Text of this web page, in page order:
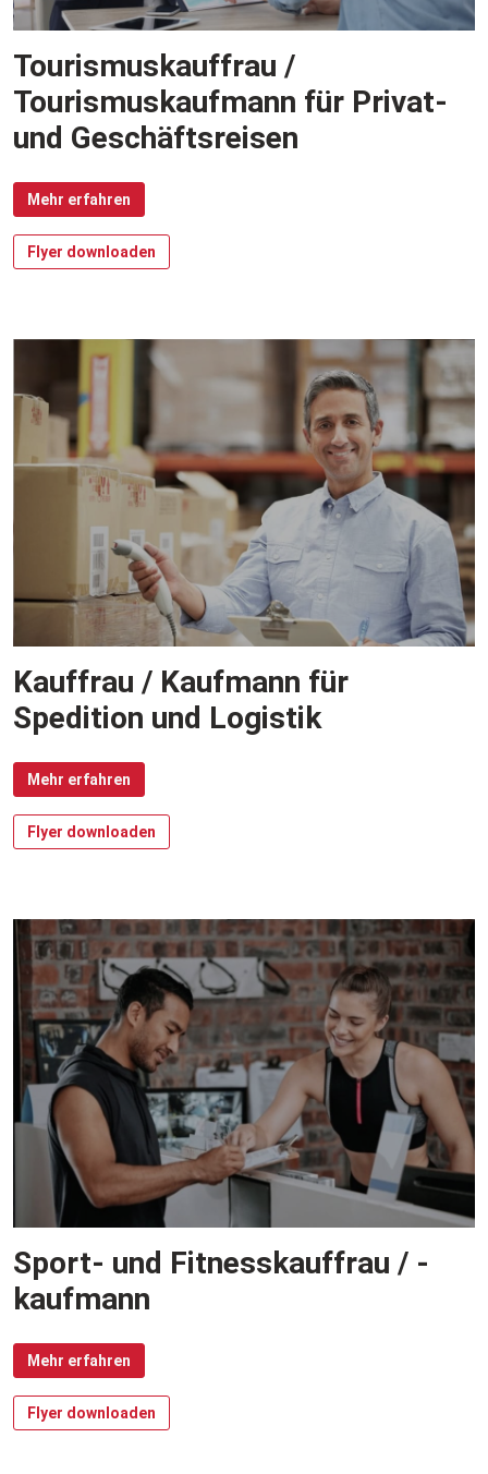
Tourismuskauffrau /
Tourismuskaufmann für Privat-
und Geschäftsreisen
Mehr erfahren
Flyer downloaden
Kauffrau / Kaufmann für
Spedition und Logistik
Mehr erfahren
Flyer downloaden
Sport- und Fitnesskauffrau / -
kaufmann
Mehr erfahren
Flyer downloaden